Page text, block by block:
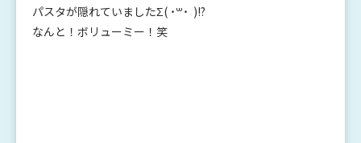
パスタが隠れていましたΣ( ˙꒳​˙ )!?
なんと！ボリューミー！笑